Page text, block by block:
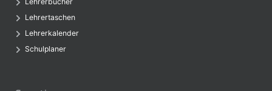
Lehrertaschen
Lehrerkalender
Schulplaner